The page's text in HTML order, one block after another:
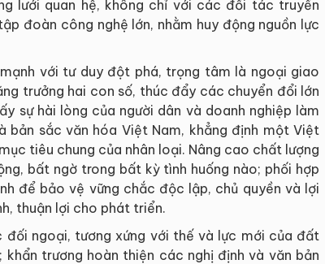
lưới quan hệ, không chỉ với các đối tác truyền
đoàn công nghệ lớn, nhằm huy động nguồn lực
với tư duy đột phá, trọng tâm là ngoại giao
trưởng hai con số, thúc đẩy các chuyển đổi lớn
sự hài lòng của người dân và doanh nghiệp làm
bản sắc văn hóa Việt Nam, khẳng định một Việt
tiêu chung của nhân loại. Nâng cao chất lượng
bất ngờ trong bất kỳ tình huống nào; phối hợp
để bảo vệ vững chắc độc lập, chủ quyền và lợi
thuận lợi cho phát triển.
ngoại, tương xứng với thế và lực mới của đất
trương hoàn thiện các nghị định và văn bản